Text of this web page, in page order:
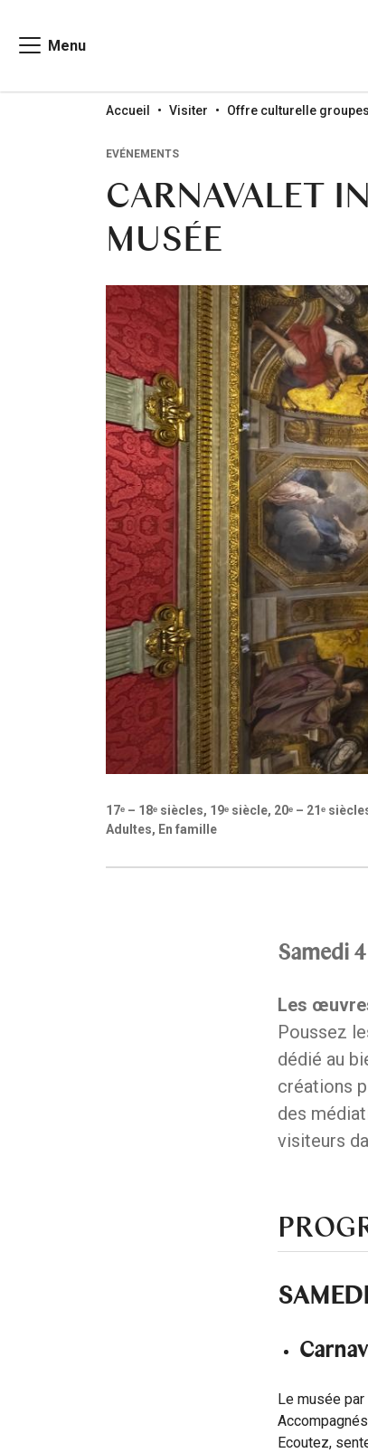
Menu
Accueil Visiter Offre culturelle groupes
EVÉNEMENTS
CARNAVALET
MUSÉE
17ᵉ – 18ᵉ siècles, 19ᵉ siècle, 20ᵉ – 21ᵉ
Adultes, En famille
Samedi
Les
Poussez
dédié au
créations
des
visiteurs
Le musée
Ecoutez,